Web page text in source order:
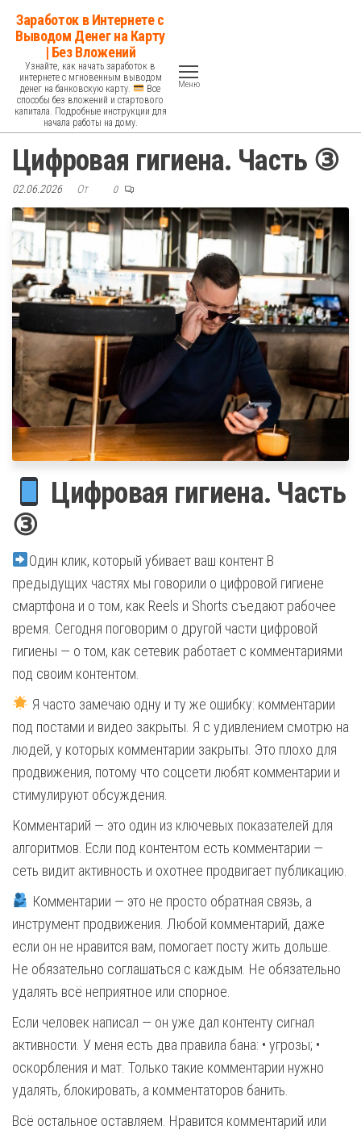
Перейти
содержимому
Заработок в Интернете с
Выводом Денег на Карту
| Без Вложений
Узнайте, как начать заработок в
интернете с мгновенным выводом
денег на банковскую карту.
Все
способы без вложений и стартового
капитала. Подробные инструкции для
начала работы на дому.
Меню
Цифровая гигиена. Часть ③
02.06.2026 От 0
Цифровая гигиена. Часть
③
Один клик, который убивает ваш контент В
предыдущих частях мы говорили о цифровой гигиене
смартфона и о том, как Reels и Shorts съедают рабочее
время. Сегодня поговорим о другой части цифровой
гигиены — о том, как сетевик работает с комментариями
под своим контентом.
Я часто замечаю одну и ту же ошибку: комментарии
под постами и видео закрыты. Я с удивлением смотрю на
людей, у которых комментарии закрыты. Это плохо для
продвижения, потому что соцсети любят комментарии и
стимулируют обсуждения.
Комментарий — это один из ключевых показателей для
алгоритмов. Если под контентом есть комментарии —
сеть видит активность и охотнее продвигает публикацию.
Комментарии — это не просто обратная связь, а
инструмент продвижения. Любой комментарий, даже
если он не нравится вам, помогает посту жить дольше.
Не обязательно соглашаться с каждым. Не обязательно
удалять всё неприятное или спорное.
Если человек написал — он уже дал контенту сигнал
активности. У меня есть два правила бана: • угрозы; •
оскорбления и мат. Только такие комментарии нужно
удалять, блокировать, а комментаторов банить.
Всё остальное оставляем. Нравится комментарий или